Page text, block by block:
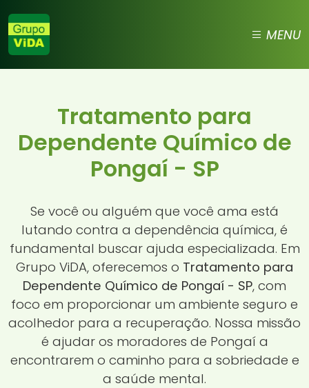
MENU
Tratamento para
Dependente Químico de
Pongaí - SP
Se você ou alguém que você ama está
lutando contra a dependência química, é
fundamental buscar ajuda especializada. Em
Grupo ViDA, oferecemos o Tratamento para
Dependente Químico de Pongaí - SP, com
foco em proporcionar um ambiente seguro e
acolhedor para a recuperação. Nossa missão
é ajudar os moradores de Pongaí a
encontrarem o caminho para a sobriedade e
a saúde mental.